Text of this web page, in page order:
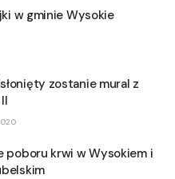
w gminie Wysokie
zostanie mural z
poboru krwi w Wysokiem i